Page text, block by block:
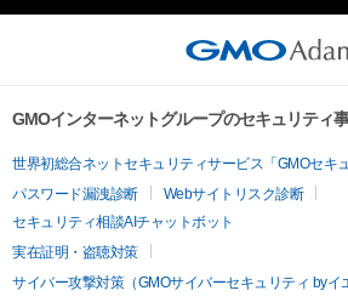
GMOインターネットグループのセキュリティ
世界初総合ネットセキュリティサービス「GMOセキ
パスワード漏洩診断
Webサイトリスク診断
セキュリティ相談AIチャットボット
実在証明・盗聴対策
サイバー攻撃対策（GMOサイバーセキュリティ byイ